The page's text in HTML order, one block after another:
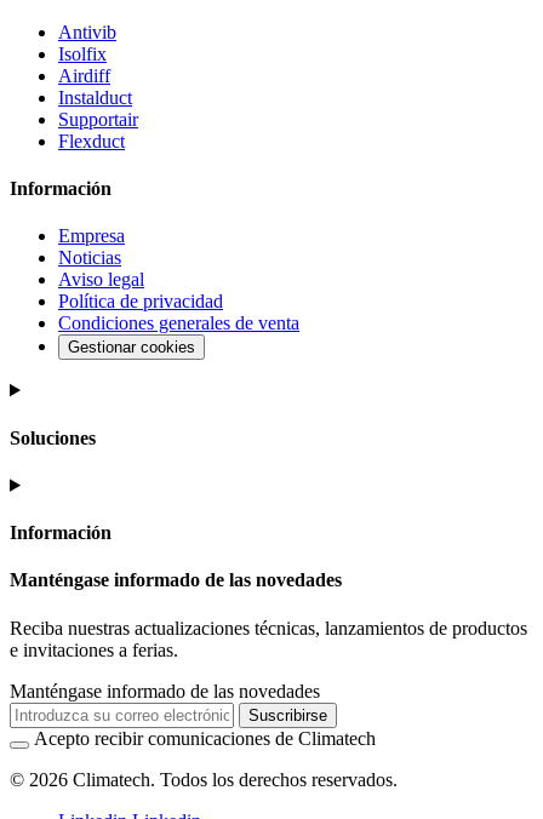
Antivib
Isolfix
Airdiff
Instalduct
Supportair
Flexduct
Información
Empresa
Noticias
Aviso legal
Política de privacidad
Condiciones generales de venta
Gestionar cookies
Soluciones
Información
Manténgase informado de las novedades
Reciba nuestras actualizaciones técnicas, lanzamientos de productos
e invitaciones a ferias.
Manténgase informado de las novedades
Suscribirse
Acepto recibir comunicaciones de Climatech
© 2026 Climatech. Todos los derechos reservados.